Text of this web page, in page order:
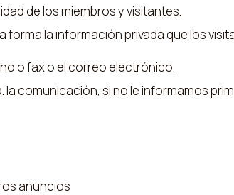
de los miembros y visitantes.
la información privada que los
o fax o el correo electrónico.
comunicación, si no le informamos
anuncios